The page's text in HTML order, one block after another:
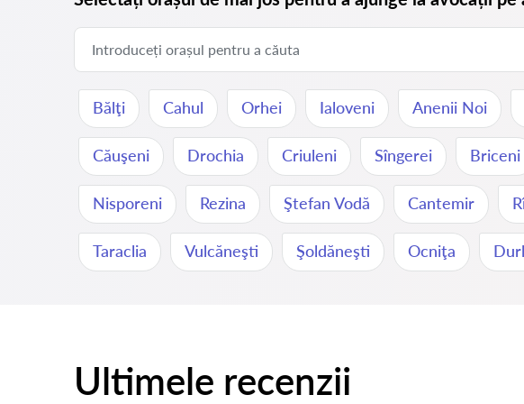
Bălţi Cahul Orhei Ialoveni Anenii Noi
Căuşeni Drochia Criuleni Sîngerei Briceni
Nisporeni Rezina Ştefan Vodă Cantemir
Taraclia Vulcăneşti Şoldăneşti Ocniţa
Ultimele recenzii